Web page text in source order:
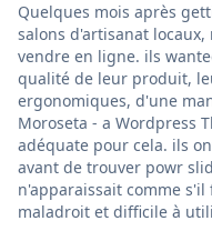
Quelques mois après
salons d'artisanat
vendre en ligne. ils
qualité de leur produit,
ergonomiques, d'une
Moroseta - a Wordpress
adéquate pour cela. ils
avant de trouver powr
n'apparaissait comme
maladroit et difficile à